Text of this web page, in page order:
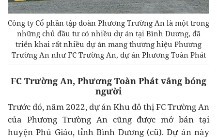
Công ty Cổ phần tập đoàn Phương Trường An là một trong
những chủ đầu tư có nhiều dự án tại Bình Dương, đã
triển khai rất nhiều dự án mang thương hiệu Phương
Trường An như FC Trường An, dự án Phương Toàn Phát
FC Trường An, Phương Toàn Phát vắng bóng
người
Trước đó, năm 2022, dự án Khu đô thị FC Trường An
của Phương Trường An cũngđược mở bán tại
huyện Phú Giáo, tỉnh Bình Dương (cũ). Dự án này